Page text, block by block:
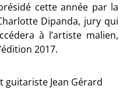
cette année par la
Dipanda, jury qui
à l’artiste malien,
2017.
Jean Gérard